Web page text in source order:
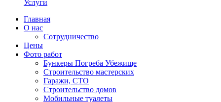
Услуги
Главная
О нас
Сотрудничество
Цены
Фото работ
Бункеры Погреба Убежище
Строительство мастерских
Гаражи, СТО
Строительство домов
Мобильные туалеты